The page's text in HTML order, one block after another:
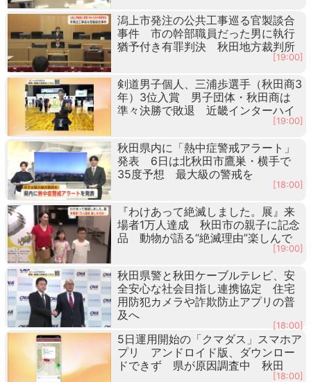
潟上市発注の公共工事巡る官製談合
事件 市の幹部職員だった男に執行
猶予付き有罪判決 秋田地方裁判所
[19:00]
剣道男子個人、三浦歩選手（秋田商3
年）3位入賞 男子団体・秋田商は
準々決勝で敗退 近畿インターハイ
[19:00]
秋田県内に「熱中症警戒アラート」
発表 6日は北秋田市鷹巣・横手で
35度予想 最大級の警戒を
[18:00]
『わけあって絶滅しました。展』来
場者1万人達成 秋田市の親子に記念
品 動物が語る“絶滅理由”楽しんで
[19:00]
秋田県警と秋田ケーブルテレビ、安
全安心な社会目指し連携協定 住宅
用防犯カメラや詐欺防止アプリの普
及へ
[18:00]
5日運用開始の「クマダス」スマホア
プリ アンドロイド版、ダウンロー
ドできず 県が原因調査中 秋田
[18:00]